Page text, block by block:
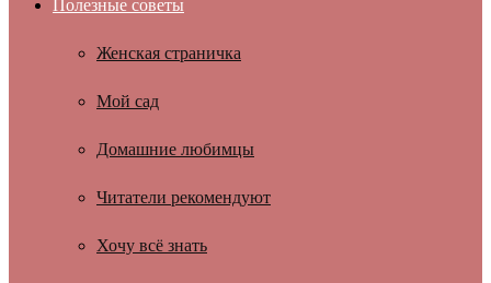
Полезные советы
Женская страничка
Мой сад
Домашние любимцы
Читатели рекомендуют
Хочу всё знать